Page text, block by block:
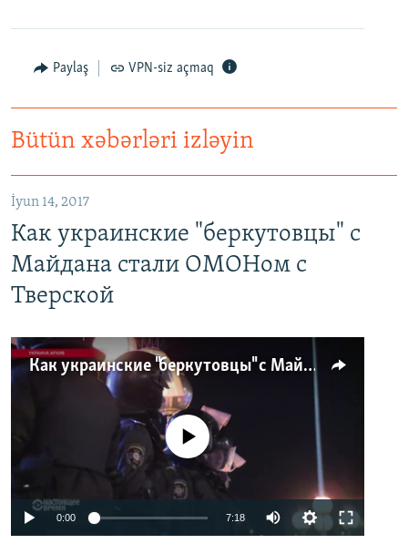
Paylaş VPN-siz açmaq
Bütün xəbərləri izləyin
İyun 14, 2017
Как украинские "беркутовцы" с
Майдана стали ОМОНом с
Тверской
Как украинские "беркутовцы" с Майдана стали ОМОНом с Тверской
No media source currently available
0:00 7:18